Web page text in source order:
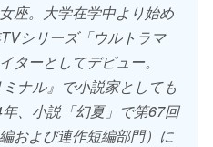
座。大学在学中より始め
シリーズ「ウルトラマ
ターとしてデビュー。
ナル』で小説家としても
、小説「幻夏」で第67回
および連作短編部門）に